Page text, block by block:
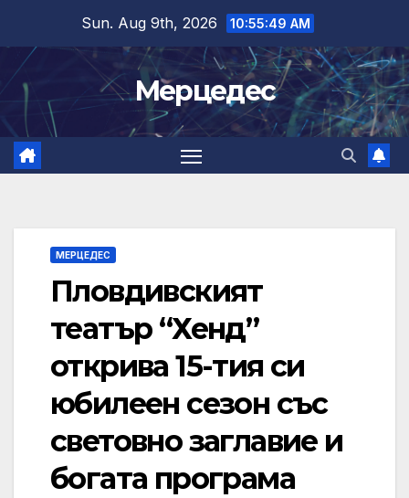
content
Sun. Aug 9th, 2026 10:55:50 AM
Мерцедес
МЕРЦЕДЕС
Пловдивският
театър “Хенд”
открива 15-тия си
юбилеен сезон със
световно заглавие и
богата програма